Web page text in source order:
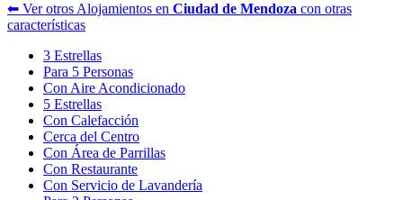
⬅︎ Ver otros Alojamientos en Ciudad de Mendoza con otras
características
3 Estrellas
Para 5 Personas
Con Aire Acondicionado
5 Estrellas
Con Calefacción
Cerca del Centro
Con Área de Parrillas
Con Restaurante
Con Servicio de Lavandería